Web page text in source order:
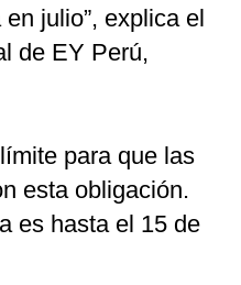
julio”, explica el
de EY Perú,
para que las
esta obligación.
es hasta el 15 de